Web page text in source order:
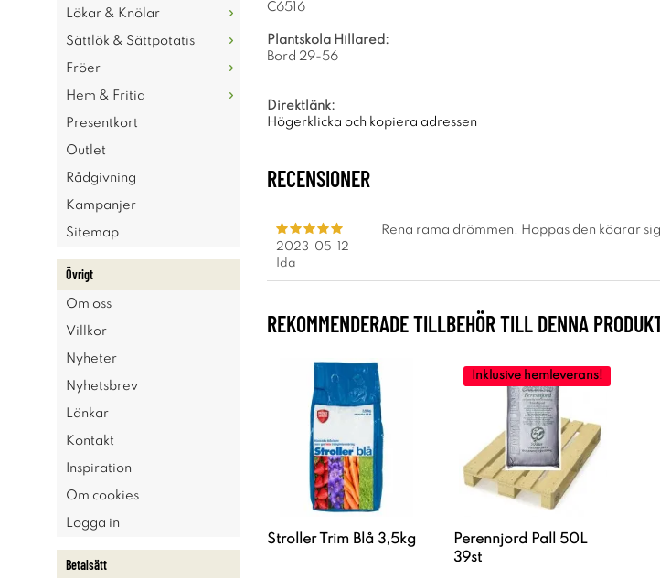
Lökar & Knölar
Sättlök & Sättpotatis
Fröer
Hem & Fritid
Presentkort
Outlet
Rådgivning
Kampanjer
Sitemap
Övrigt
Om oss
Villkor
Nyheter
Nyhetsbrev
Länkar
Kontakt
Inspiration
Om cookies
Logga in
Betalsätt
C6516
Plantskola Hillared:
Bord 29-56
Direktlänk:
Högerklicka och kopiera adressen
RECENSIONER
2023-05-12
Ida
Rena rama drömmen. Hoppas den köarar
REKOMMENDERADE TILLBEHÖR TILL DENNA
Stroller Trim Blå 3,5kg
Inklusive hemleverans!
Perennjord Pall 50L
39st